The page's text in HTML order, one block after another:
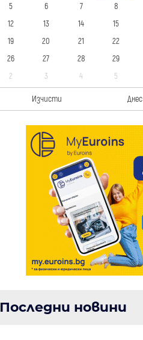
5
6 7 8
12
13 14 15
19
20 21 22
26
27 28 29
2
3 4 5
Изчисти Днес
Последни новини